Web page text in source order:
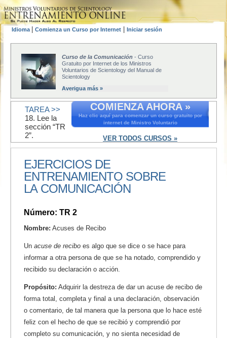
Idioma Comienza un Curso por Internet Iniciar sesión
Curso de la Comunicación - Curso
Gratuito por Internet de los Ministros
Voluntarios de Scientology del Manual de
Scientology
Averigua más »
COMIENZA AHORA »
Haz clic aquí para comenzar un curso gratuito por
internet de Ministro Voluntario
VER TODOS CURSOS »
TAREA >>
18. Lee la
sección “TR
2”.
EJERCICIOS DE
ENTRENAMIENTO SOBRE
LA COMUNICACIÓN
Número: TR 2
Nombre: Acuses de Recibo
Un acuse de recibo es algo que se dice o se hace para
informar a otra persona de que se ha notado, comprendido y
recibido su declaración o acción.
Propósito: Adquirir la destreza de dar un acuse de recibo de
forma total, completa y final a una declaración, observación
o comentario, de tal manera que la persona que lo hace esté
feliz con el hecho de que se recibió y comprendió por
completo su comunicación, y no sienta necesidad de